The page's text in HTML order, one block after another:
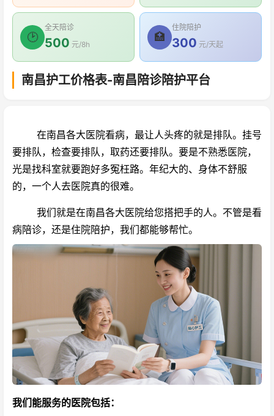
🕑
全天陪诊
500 元/8h
🏥
住院陪护
300 元/天起
南昌护工价格表-南昌陪诊陪护平台
在南昌各大医院看病，最让人头疼的就是排队。挂号
要排队，检查要排队，取药还要排队。要是不熟悉医院，
光是找科室就要跑好多冤枉路。年纪大的、身体不舒服
的，一个人去医院真的很难。
我们就是在南昌各大医院给您搭把手的人。不管是看
病陪诊，还是住院陪护，我们都能够帮忙。
我们能服务的医院包括：